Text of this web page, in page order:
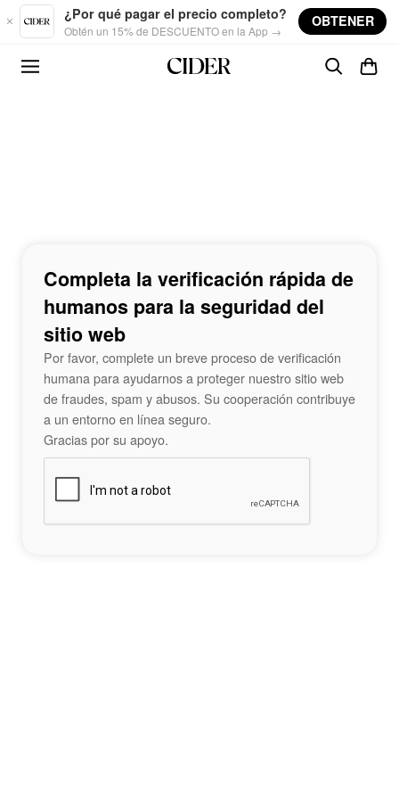
Skip to main content
¿Por qué pagar el precio completo?
Obtén un 15% de DESCUENTO en la App →
OBTENER
Completa la verificación rápida de
humanos para la seguridad del
sitio web
Por favor, complete un breve proceso de verificación
humana para ayudarnos a proteger nuestro sitio web
de fraudes, spam y abusos. Su cooperación contribuye
a un entorno en línea seguro.
Gracias por su apoyo.